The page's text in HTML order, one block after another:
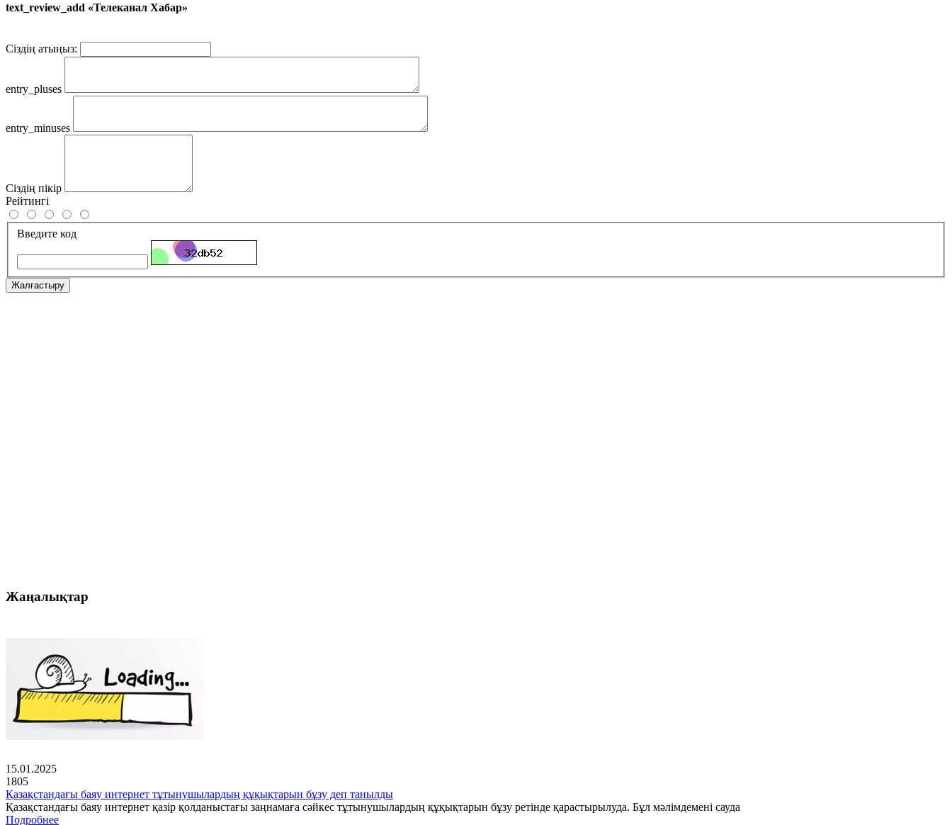
text_review_add «Телеканал Хабар»
Сіздің атыңыз:
entry_pluses
entry_minuses
Сіздің пікір
Рейтингі
Введите код
Жалғастыру
Жаңалықтар
15.01.2025
1805
Қазақстандағы баяу интернет тұтынушылардың құқықтарын бұзу деп танылды
Қазақстандағы баяу интернет қазір қолданыстағы заңнамаға сәйкес тұтынушылардың құқықтарын бұзу ретінде қарастырылуда. Бұл мәлімдемені сауда
Подробнее